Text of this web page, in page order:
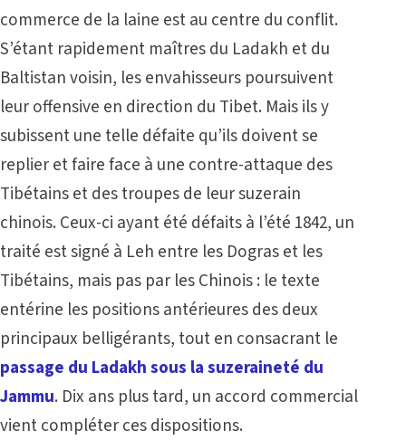
commerce de la laine est au centre du conflit.
S’étant rapidement maîtres du Ladakh et du
Baltistan voisin, les envahisseurs poursuivent
leur offensive en direction du Tibet. Mais ils y
subissent une telle défaite qu’ils doivent se
replier et faire face à une contre-attaque des
Tibétains et des troupes de leur suzerain
chinois. Ceux-ci ayant été défaits à l’été 1842, un
traité est signé à Leh entre les Dogras et les
Tibétains, mais pas par les Chinois : le texte
entérine les positions antérieures des deux
principaux belligérants, tout en consacrant le
passage du Ladakh sous la suzeraineté du
Jammu. Dix ans plus tard, un accord commercial
vient compléter ces dispositions.